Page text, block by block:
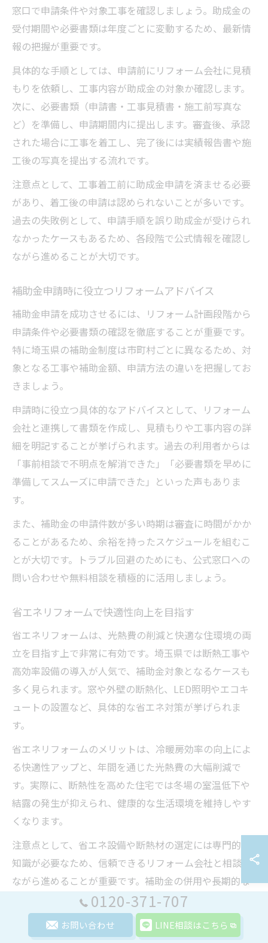
窓口で申請条件や対象工事を確認しましょう。助成金の
受付期間や必要書類は年度ごとに変動するため、最新情
報の把握が重要です。
具体的な手順としては、申請前にリフォーム会社に見積
もりを依頼し、工事内容が助成金の対象か確認します。
次に、必要書類（申請書・工事見積書・施工前写真な
ど）を準備し、申請期間内に提出します。審査後、承認
された場合に工事を着工し、完了後には実績報告書や施
工後の写真を提出する流れです。
注意点として、工事着工前に助成金申請を済ませる必要
があり、着工後の申請は認められないことが多いです。
過去の失敗例として、申請手順を誤り助成金が受けられ
なかったケースもあるため、各段階で公式情報を確認し
ながら進めることが大切です。
補助金申請時に役立つリフォームアドバイス
補助金申請を成功させるには、リフォーム計画段階から
申請条件や必要書類の確認を徹底することが重要です。
特に埼玉県の補助金制度は市町村ごとに異なるため、対
象となる工事や補助金額、申請方法の違いを把握してお
きましょう。
申請時に役立つ具体的なアドバイスとして、リフォーム
会社と連携して書類を作成し、見積もりや工事内容の詳
細を明記することが挙げられます。過去の利用者からは
「事前相談で不明点を解消できた」「必要書類を早めに
準備してスムーズに申請できた」といった声もありま
す。
また、補助金の申請件数が多い時期は審査に時間がかか
ることがあるため、余裕を持ったスケジュールを組むこ
とが大切です。トラブル回避のためにも、公式窓口への
問い合わせや無料相談を積極的に活用しましょう。
省エネリフォームで快適性向上を目指す
省エネリフォームは、光熱費の削減と快適な住環境の両
立を目指す上で非常に有効です。埼玉県では断熱工事や
高効率設備の導入が人気で、補助金対象となるケースも
多く見られます。窓や外壁の断熱化、LED照明やエコキ
ュートの設置など、具体的な省エネ対策が挙げられま
す。
省エネリフォームのメリットは、冷暖房効率の向上によ
る快適性アップと、年間を通じた光熱費の大幅削減で
す。実際に、断熱性を高めた住宅では冬場の室温低下や
結露の発生が抑えられ、健康的な生活環境を維持しやす
くなります。
注意点として、省エネ設備や断熱材の選定には専門的な
知識が必要なため、信頼できるリフォーム会社と相談し
ながら進めることが重要です。補助金の併用や長期的な
コストパフォーマンスも考慮し、最適なリフォームプラ
ンを計画しましょう。
0120-371-707
お問い合わせ LINE相談はこちら